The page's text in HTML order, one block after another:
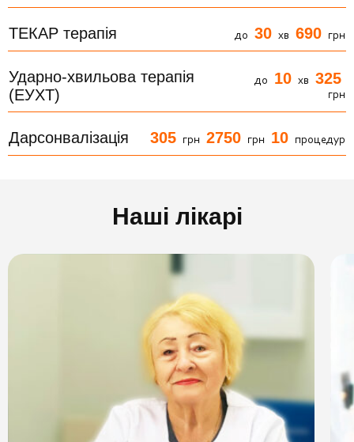
ТЕКАР терапія до 30 хв 690 грн
Ударно-хвильова терапія
(ЕУХТ)
до 10 хв 325
грн
Дарсонвалізація 305 грн 2750 грн 10 процедур
Наші лікарі